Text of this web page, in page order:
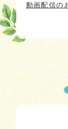
動画配信の